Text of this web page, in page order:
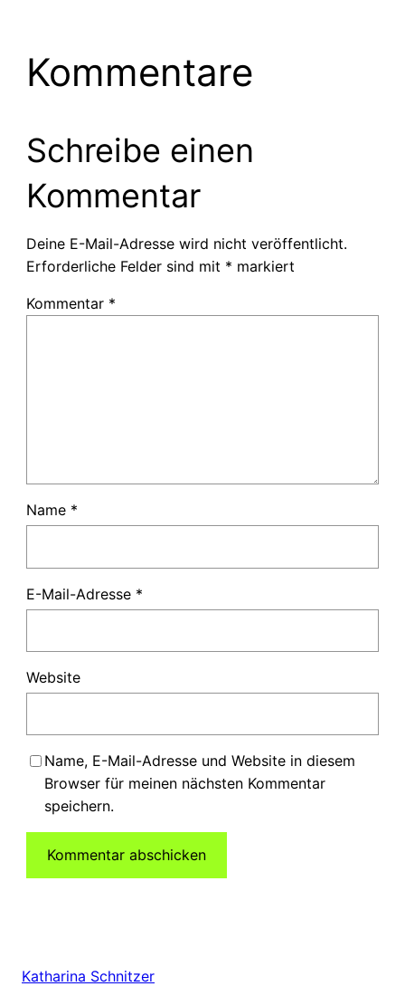
Kommentare
Schreibe einen
Kommentar
Deine E-Mail-Adresse wird nicht veröffentlicht.
Erforderliche Felder sind mit * markiert
Kommentar *
Name *
E-Mail-Adresse *
Website
Name, E-Mail-Adresse und Website in diesem
Browser für meinen nächsten Kommentar
speichern.
Katharina Schnitzer